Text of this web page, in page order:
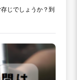
じでしょうか？到